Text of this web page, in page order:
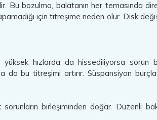
Bu bozulma, balatanın her temasında
için titreşime neden olur. Disk
hızlarda da hissediliyorsa sorun
bu titreşimi artırır. Süspansiyon
birleşiminden doğar. Düzenli